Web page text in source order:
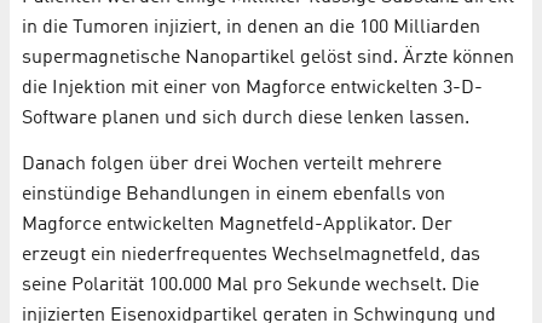
in die Tumoren injiziert, in denen an die 100 Milliarden
supermagnetische Nanopartikel gelöst sind. Ärzte können
die Injektion mit einer von Magforce entwickelten 3-D-
Software planen und sich durch diese lenken lassen.
Danach folgen über drei Wochen verteilt mehrere
einstündige Behandlungen in einem ebenfalls von
Magforce entwickelten Magnetfeld-Applikator. Der
erzeugt ein niederfrequentes Wechselmagnetfeld, das
seine Polarität 100.000 Mal pro Sekunde wechselt. Die
injizierten Eisenoxidpartikel geraten in Schwingung und